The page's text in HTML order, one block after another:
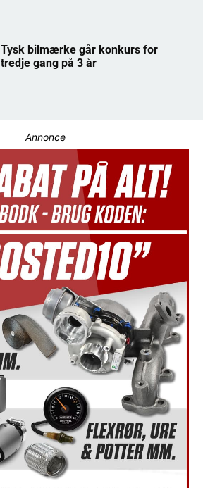
Tysk bilmærke går konkurs for
tredje gang på 3 år
Annonce